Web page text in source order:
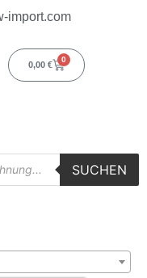
import.com
0,00 €
0
SUCHEN